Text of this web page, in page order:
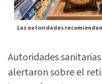
Las autoridades
Autoridades
alertaron sobre el